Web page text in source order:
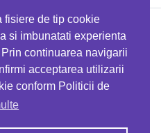
fisiere de tip cookie
si imbunatati experienta
continuarea navigarii
acceptarea utilizarii
conform Politicii de
folosind codul